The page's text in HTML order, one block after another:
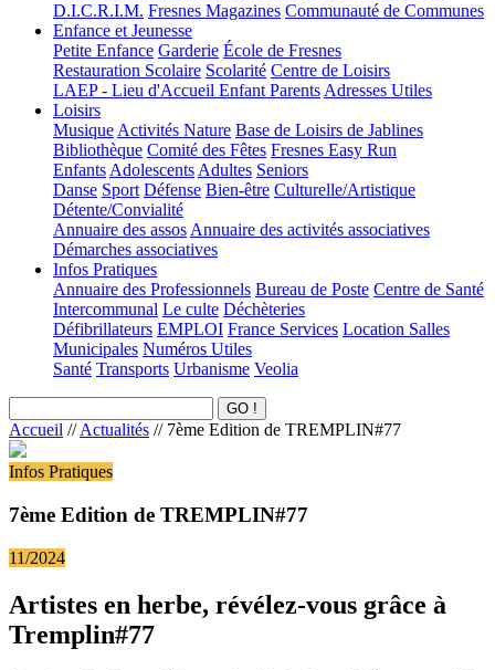
D.I.C.R.I.M. Fresnes Magazines Communauté de Communes
Enfance et Jeunesse
Petite Enfance Garderie École de Fresnes
Restauration Scolaire Scolarité Centre de Loisirs
LAEP - Lieu d'Accueil Enfant ParentsAdresses Utiles
Loisirs
MusiqueActivités Nature Base de Loisirs de Jablines
Bibliothèque Comité des Fêtes Fresnes Easy Run
EnfantsAdolescentsAdultes Seniors
Danse Sport Défense Bien-être Culturelle/Artistique
Détente/Convialité
Annuaire des assosAnnuaire des activités associatives
Démarches associatives
Infos Pratiques
Annuaire des Professionnels Bureau de Poste Centre de Santé
Intercommunal Le culte Déchèteries
Défibrillateurs EMPLOI France Services Location Salles
Municipales Numéros Utiles
Santé Transports Urbanisme Veolia
Accueil //Actualités // 7ème Edition de TREMPLIN#77
Infos Pratiques
7ème Edition de TREMPLIN#77
11/2024
Artistes en herbe, révélez-vous grâce à
Tremplin#77